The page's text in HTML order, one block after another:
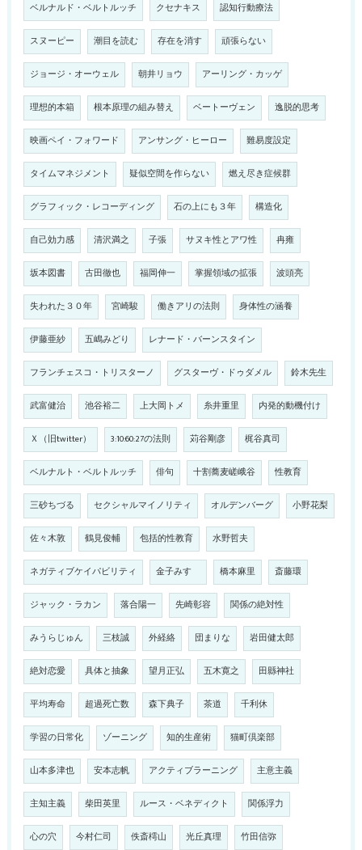
ベルナルド・ベルトルッチ クセナキス 認知行動療法
スヌーピー 潮目を読む 存在を消す 頑張らない
ジョージ・オーウェル 朝井リョウ アーリング・カッゲ
理想的本箱 根本原理の組み替え ベートーヴェン 逸脱的思考
映画ペイ・フォワード アンサング・ヒーロー 難易度設定
タイムマネジメント 疑似空間を作らない 燃え尽き症候群
グラフィック・レコーディング 石の上にも３年 構造化
自己効力感 清沢満之 子張 サヌキ性とアワ性 冉雍
坂本図書 古田徹也 福岡伸一 掌握領域の拡張 波頭亮
失われた３０年 宮崎駿 働きアリの法則 身体性の涵養
伊藤亜紗 五嶋みどり レナード・バーンスタイン
フランチェスコ・トリスターノ グスターヴ・ドゥダメル 鈴木先生
武富健治 池谷裕二 上大岡トメ 糸井重里 内発的動機付け
Ｘ（旧twitter） 3:10:60:27の法則 苅谷剛彦 梶谷真司
ベルナルト・ベルトルッチ 俳句 十割蕎麦嵯峨谷 性教育
三砂ちづる セクシャルマイノリティ オルデンバーグ 小野花梨
佐々木敦 鶴見俊輔 包括的性教育 水野哲夫
ネガティブケイパビリティ 金子みすゞ 橋本麻里 斎藤環
ジャック・ラカン 落合陽一 先崎彰容 関係の絶対性
みうらじゅん 三枝誠 外経絡 団まりな 岩田健太郎
絶対恋愛 具体と抽象 望月正弘 五木寛之 田縣神社
平均寿命 超過死亡数 森下典子 茶道 千利休
学習の日常化 ゾーニング 知的生産術 猫町倶楽部
山本多津也 安本志帆 アクティブラーニング 主意主義
主知主義 柴田英里 ルース・ベネディクト 関係浮力
心の穴 今村仁司 佚斎樗山 光丘真理 竹田信弥